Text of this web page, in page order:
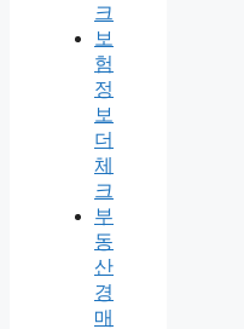
크
보
험
정
보
더
체
크
부
동
산
경
매